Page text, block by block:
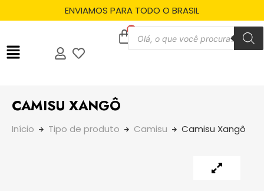
ENVIAMOS PARA TODO O BRASIL
CAMISU XANGÔ
Início Tipo de produto Camisu Camisu Xangô